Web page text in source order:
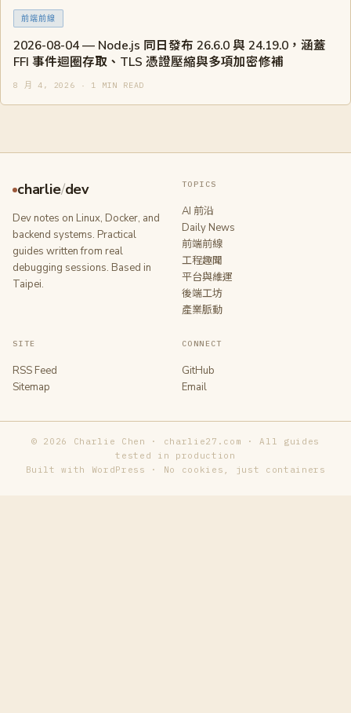
前端前線
2026-08-04 — Node.js 同日發布 26.6.0 與 24.19.0，涵蓋
FFI 事件迴圈存取、TLS 憑證壓縮與多項加密修補
8 月 4, 2026 · 1 MIN READ
charlie/dev
Dev notes on Linux, Docker, and
backend systems. Practical
guides written from real
debugging sessions. Based in
Taipei.
TOPICS
AI 前沿
Daily News
前端前線
工程趣聞
平台與維運
後端工坊
產業脈動
SITE
RSS Feed
Sitemap
CONNECT
GitHub
Email
© 2026 Charlie Chen · charlie27.com · All guides
tested in production
Built with WordPress · No cookies, just containers